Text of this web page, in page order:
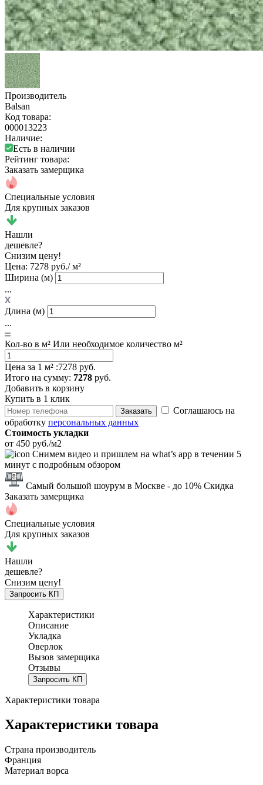
Производитель
Balsan
Код товара:
000013223
Наличие:
Есть в наличии
Рейтинг товара:
Заказать замерщика
Специальные условия
Для крупных заказов
Нашли
дешевле?
Снизим цену!
Цена: 7278 руб./ м²
Ширина (м)
...
Длина (м)
...
Кол-во в м² Или необходимое количество м²
Цена за 1 м² :7278 руб.
Итого на сумму: 7278 руб.
Добавить в корзину
Купить в 1 клик
Заказать
Соглашаюсь на
обработку персональных данных
Стоимость укладки
от 450 руб./м2
Снимем видео и пришлем на what’s app в течении 5
минут с подробным обзором
Самый большой шоурум в Москве - до 10% Скидка
Заказать замерщика
Специальные условия
Для крупных заказов
Нашли
дешевле?
Снизим цену!
Запросить КП
Характеристики
Описание
Укладка
Оверлок
Вызов замерщика
Отзывы
Запросить КП
Характеристики товара
Характеристики товара
Страна производитель
Франция
Материал ворса